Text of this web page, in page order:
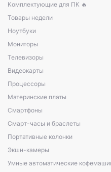
Комплектующие для ПК 🔥
Товары недели
Ноутбуки
Мониторы
Телевизоры
Видеокарты
Процессоры
Материнские платы
Смартфоны
Смарт-часы и браслеты
Портативные колонки
Экшн-камеры
Умные автоматические